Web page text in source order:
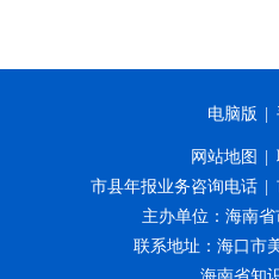
电脑版
网站地图
市县年报业务咨询电话
主办单位：海南
联系地址：海口市